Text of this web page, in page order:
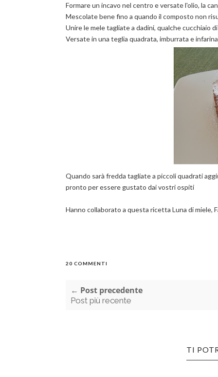
Formare un incavo nel centro e versate l'olio, la
Mescolate bene fino a quando il composto non
Unire le mele tagliate a dadini, qualche cucchiaio
Versate in una teglia quadrata, imburrata e
Quando sarà fredda tagliate a piccoli quadrati
pronto per essere gustato dai vostri ospiti
Hanno collaborato a questa ricetta Luna di miele,
20 COMMENTI
← Post precedente
Post più recente
TI